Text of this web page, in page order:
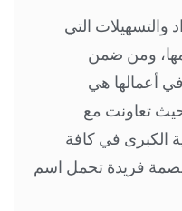
والتسهيلات التي
ومن ضمن
أعمالها هي
حيث تعاونت مع
الكبرى في كافة
فريدة تحمل اسم